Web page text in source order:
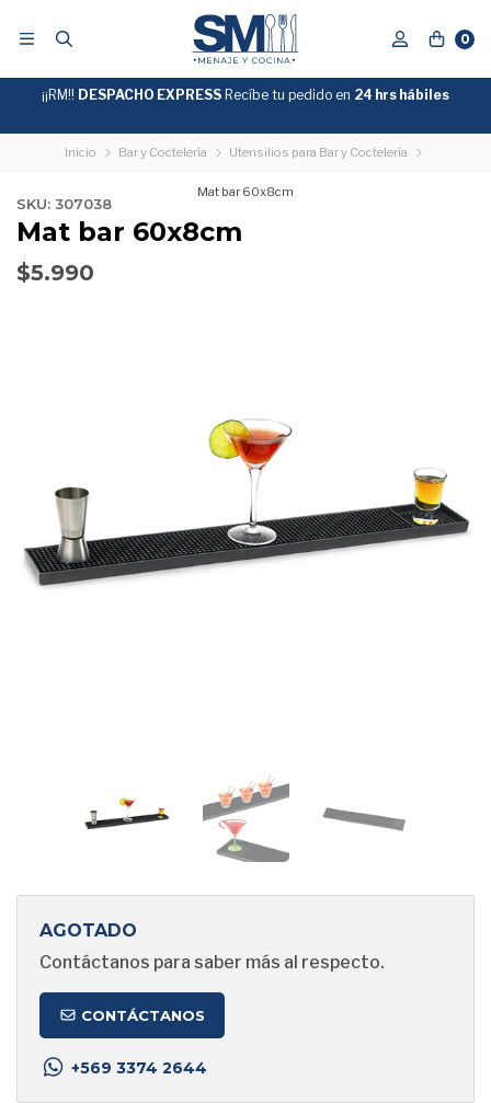
0
GRATIS
SOBRE
¡¡RM!! DESPACHO EXPRESS Recíbe tu pedido en 24 hrs hábiles
Inicio Bar y Coctelería Utensilios para Bar y Coctelería
Mat bar 60x8cm
SKU: 307038
Mat bar 60x8cm
$5.990
AGOTADO
Contáctanos para saber más al respecto.
CONTÁCTANOS
+569 3374 2644